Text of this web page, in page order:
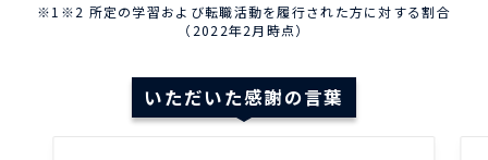
※1※2 所定の学習および転職活動を履行された方に対する割合
（2022年2月時点）
いただいた感謝の言葉